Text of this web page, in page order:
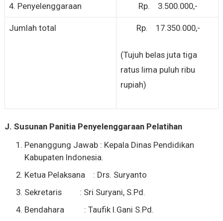
4. Penyelenggaraan Rp. 3.500.000,-
Jumlah total Rp. 17.350.000,-
(Tujuh belas juta tiga
ratus lima puluh ribu
rupiah)
J. Susunan Panitia Penyelenggaraan Pelatihan
Penanggung Jawab : Kepala Dinas Pendidikan
Kabupaten Indonesia.
Ketua Pelaksana : Drs. Suryanto
Sekretaris : Sri Suryani, S.Pd.
Bendahara : Taufik I.Gani S.Pd.